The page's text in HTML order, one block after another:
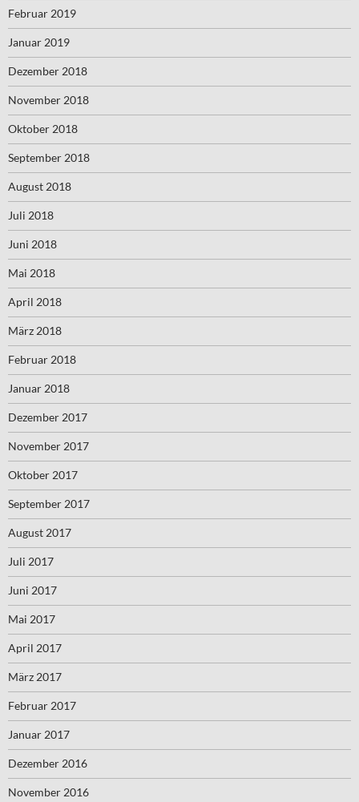
Februar 2019
Januar 2019
Dezember 2018
November 2018
Oktober 2018
September 2018
August 2018
Juli 2018
Juni 2018
Mai 2018
April 2018
März 2018
Februar 2018
Januar 2018
Dezember 2017
November 2017
Oktober 2017
September 2017
August 2017
Juli 2017
Juni 2017
Mai 2017
April 2017
März 2017
Februar 2017
Januar 2017
Dezember 2016
November 2016